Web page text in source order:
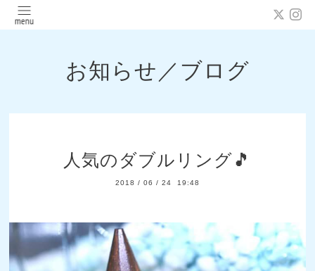
お知らせ／ブログ
人気のダブルリング🎵
2018 / 06 / 24 19:48